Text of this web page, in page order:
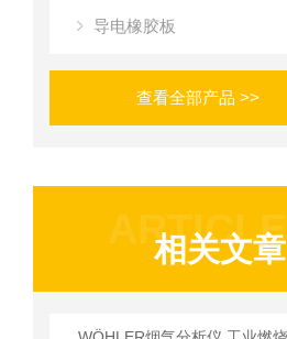
导电橡胶板
查看全部产品 >>
ARTICLE
相关文章